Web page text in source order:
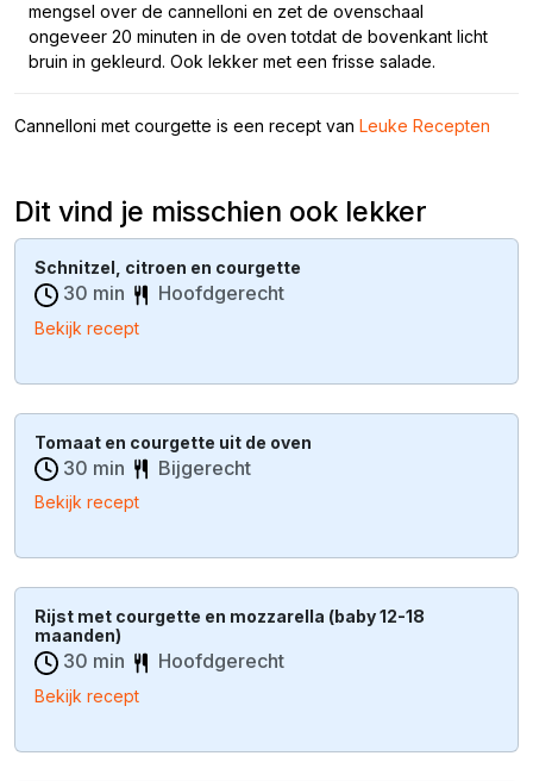
mengsel over de cannelloni en zet de ovenschaal
ongeveer 20 minuten in de oven totdat de bovenkant licht
bruin in gekleurd. Ook lekker met een frisse salade.
Cannelloni met courgette is een recept van Leuke Recepten
Dit vind je misschien ook lekker
Schnitzel, citroen en courgette
30 min Hoofdgerecht
Bekijk recept
Tomaat en courgette uit de oven
30 min Bijgerecht
Bekijk recept
Rijst met courgette en mozzarella (baby 12-18
maanden)
30 min Hoofdgerecht
Bekijk recept